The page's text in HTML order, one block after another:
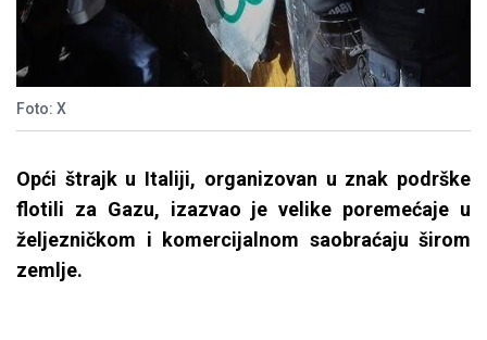
Foto: X
Opći štrajk u Italiji, organizovan u znak podrške
flotili za Gazu, izazvao je velike poremećaje u
željezničkom i komercijalnom saobraćaju širom
zemlje.